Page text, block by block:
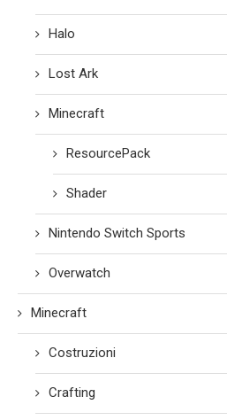
Halo
Lost Ark
Minecraft
ResourcePack
Shader
Nintendo Switch Sports
Overwatch
Minecraft
Costruzioni
Crafting